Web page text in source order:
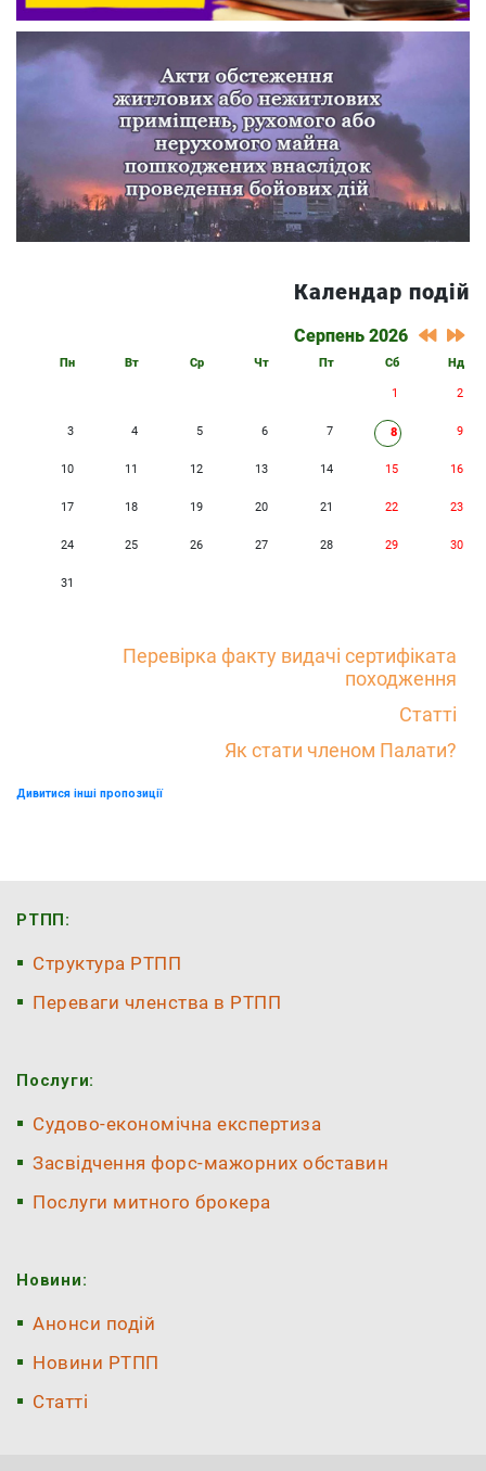
Календар подій
Серпень 2026
Пн Вт Ср Чт Пт Сб Нд
1 2
3 4 5 6 7 8 9
10 11 12 13 14 15 16
17 18 19 20 21 22 23
24 25 26 27 28 29 30
31
Перевірка факту видачі сертифіката
походження
Статті
Як стати членом Палати?
Дивитися інші пропозиції
РТПП:
Структура РТПП
Переваги членства в РТПП
Послуги:
Судово-економічна експертиза
Засвідчення форс-мажорних обставин
Послуги митного брокера
Новини:
Анонси подій
Новини РТПП
Статті